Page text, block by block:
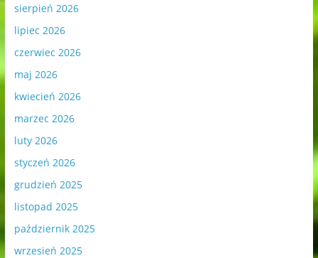
sierpień 2026
lipiec 2026
czerwiec 2026
maj 2026
kwiecień 2026
marzec 2026
luty 2026
styczeń 2026
grudzień 2025
listopad 2025
październik 2025
wrzesień 2025